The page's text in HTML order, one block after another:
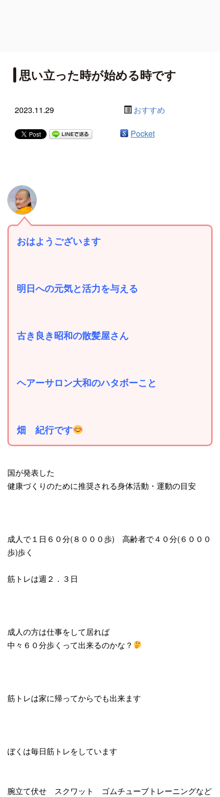
思い立った時が始める時です
2023.11.29 おすすめ
Pocket
おはようございます
明日への元気と活力を与える
古き良き昭和の散髪屋さん
ヘアーサロン大和のハタボーこと
畑 紀行です
国が発表した
健康づくりのために推奨される身体活動・運動の目安
成人で１日６０分(８０００歩) 高齢者で４０分(６０００
歩)歩く
筋トレは週２．３日
成人の方は仕事をして居れば
中々６０分歩くって出来るのかな？
筋トレは家に帰ってからでも出来ます
ぼくは毎日筋トレをしています
腕立て伏せ スクワット ゴムチューブトレーニングなど